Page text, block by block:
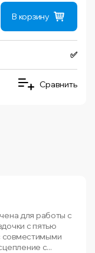
В корзину
✅
Сравнить
для работы с
с пятью
совместимыми
с...